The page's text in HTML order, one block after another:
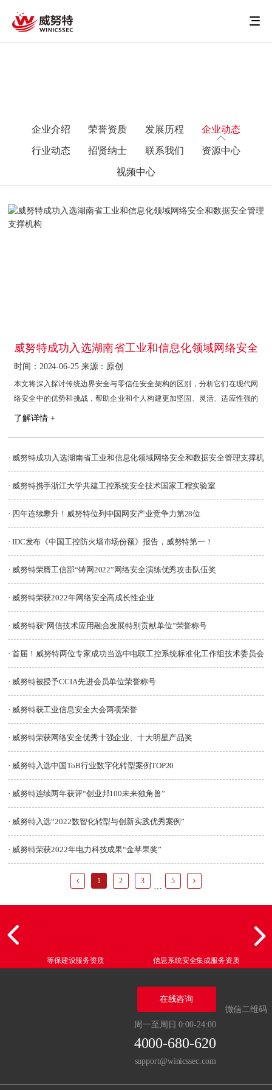
企业介绍 荣誉资质 发展历程 企业动态
行业动态 招贤纳士 联系我们 资源中心
视频中心
威努特成功入选湖南省工业和信息化领域网络安全
和数据安全管理支撑机构
时间：2024-06-25 来源：原创
本文将深入探讨传统边界安全与零信任安全架构的区别，分析它们在现代网
络安全中的优势和挑战，帮助企业和个人构建更加坚固、灵活、适应性强的
网络安全体系。
了解详情 +
· 威努特成功入选湖南省工业和信息化领域网络安全和数据安全管理支撑机
构
· 威努特携手浙江大学共建工控系统安全技术国家工程实验室
· ​四年连续攀升！威努特位列中国网安产业竞争力第28位
· IDC发布《中国工控防火墙市场份额》报告，威努特第一！
· 威努特荣膺工信部“铸网2022”网络安全演练优秀攻击队伍奖
· 威努特荣获2022年网络安全高成长性企业
· 威努特获“网信技术应用融合发展特别贡献单位”荣誉称号
· 首届！威努特两位专家成功当选中电联工控系统标准化工作组技术委员会
委员
· 威努特被授予CCIA先进会员单位荣誉称号
· 威努特获工业信息安全大会两项荣誉
· 威努特荣获网络安全优秀十强企业、十大明星产品奖
· 威努特入选中国ToB行业数字化转型案例TOP20
· 威努特连续两年获评“创业邦100未来独角兽”
· 威努特入选“2022数智化转型与创新实践优秀案例”
· 威努特荣获2022年电力科技成果“金苹果奖”
1 2 3
…
5
等保建设服务资质 信息系统安全集成服务资质
微信二维码
在线咨询
周一至周日 0:00-24:00
4000-680-620
support@winicssec.com